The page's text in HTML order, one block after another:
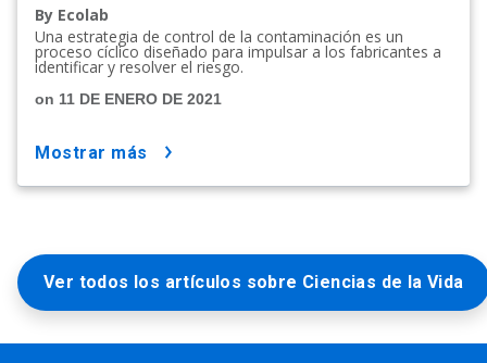
By Ecolab
Una estrategia de control de la contaminación es un
proceso cíclico diseñado para impulsar a los fabricantes a
identificar y resolver el riesgo.
on 11 DE ENERO DE 2021
mostrar más
Ver todos los artículos sobre Ciencias de la Vida